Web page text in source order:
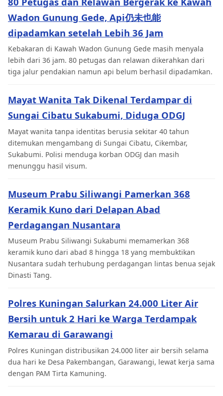
Wadon Gunung Gede, Api仍未也能
dipadamkan setelah Lebih 36 Jam
Kebakaran di Kawah Wadon Gunung Gede masih menyala
lebih dari 36 jam. 80 petugas dan relawan dikerahkan dari
tiga jalur pendakian namun api belum berhasil dipadamkan.
Mayat Wanita Tak Dikenal Terdampar di
Sungai Cibatu Sukabumi, Diduga ODGJ
Mayat wanita tanpa identitas berusia sekitar 40 tahun
ditemukan mengambang di Sungai Cibatu, Cikembar,
Sukabumi. Polisi menduga korban ODGJ dan masih
menunggu hasil visum.
Museum Prabu Siliwangi Pamerkan 368
Keramik Kuno dari Delapan Abad
Perdagangan Nusantara
Museum Prabu Siliwangi Sukabumi memamerkan 368
keramik kuno dari abad 8 hingga 18 yang membuktikan
Nusantara sudah terhubung perdagangan lintas benua sejak
Dinasti Tang.
Polres Kuningan Salurkan 24.000 Liter Air
Bersih untuk 2 Hari ke Warga Terdampak
Kemarau di Garawangi
Polres Kuningan distribusikan 24.000 liter air bersih selama
dua hari ke Desa Pakembangan, Garawangi, lewat kerja sama
dengan PAM Tirta Kamuning.